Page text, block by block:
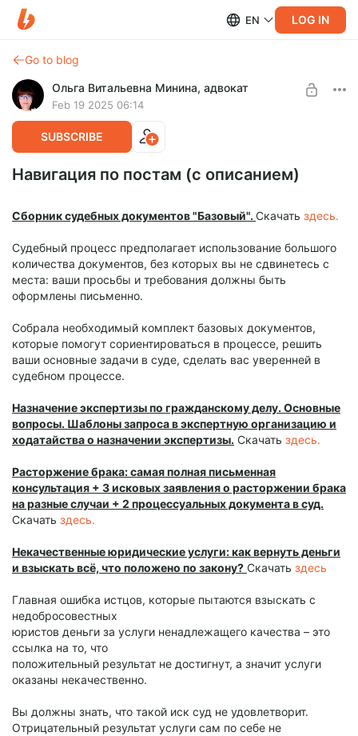
EN LOG IN
Go to blog
Ольга Витальевна Минина, адвокат
Feb 19 2025 06:14
SUBSCRIBE
Навигация по постам (с описанием)
Сборник судебных документов "Базовый". Скачать здесь.
Судебный процесс предполагает использование большого
количества документов, без которых вы не сдвинетесь с
места: ваши просьбы и требования должны быть
оформлены письменно.
Собрала необходимый комплект базовых документов,
которые помогут сориентироваться в процессе, решить
ваши основные задачи в суде, сделать вас уверенней в
судебном процессе.
Назначение экспертизы по гражданскому делу. Основные
вопросы. Шаблоны запроса в экспертную организацию и
ходатайства о назначении экспертизы. Скачать здесь.
Расторжение брака: самая полная письменная
консультация + 3 исковых заявления о расторжении брака
на разные случаи + 2 процессуальных документа в суд.
Скачать здесь.
Некачественные юридические услуги: как вернуть деньги
и взыскать всё, что положено по закону? Скачать здесь
Главная ошибка истцов, которые пытаются взыскать с
недобросовестных
юристов деньги за услуги ненадлежащего качества – это
ссылка на то, что
положительный результат не достигнут, а значит услуги
оказаны некачественно.
Вы должны знать, что такой иск суд не удовлетворит.
Отрицательный результат услуги сам по себе не